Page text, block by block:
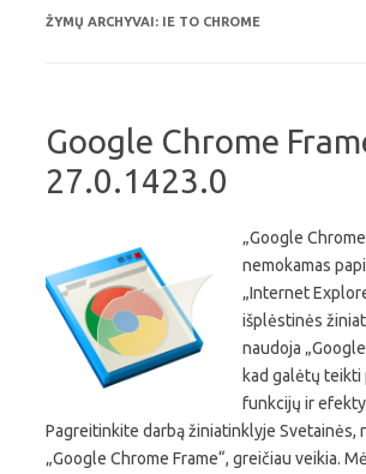
ŽYMŲ ARCHYVAI: IE TO CHROME
Google Chrome
27.0.1423.0
„Google
nemokamas
„Internet
išplėstinės
naudoja
kad galėtų teikti
funkcijų ir
Pagreitinkite darbą žiniatinklyje Svetainės,
„Google Chrome Frame“, greičiau veikia.